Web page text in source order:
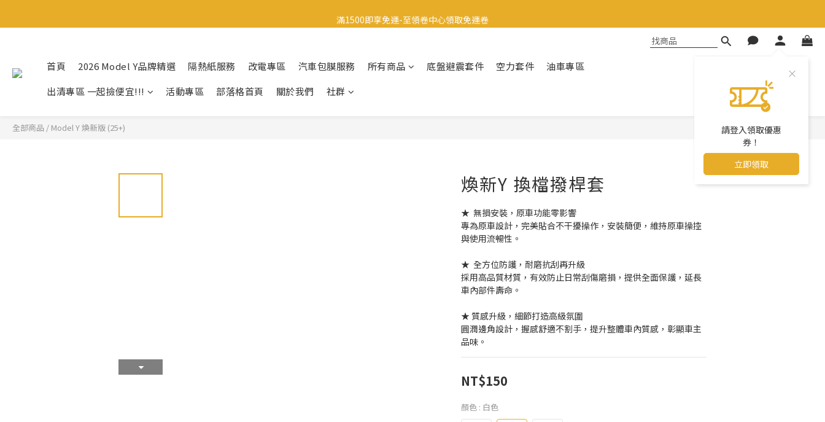
註冊會員享有200元禮金
滿1500即享免運-至領卷中心領取免運卷
註冊會員享有200元禮金
請登入領取優惠
券！
立即領取
首頁 2026 Model Y品牌精選 隔熱紙服務 改電專區 汽車包膜服務 所有商品 底盤避震套件 空力套件
油車專區
出清專區 一起撿便宜!!!
活動專區 部落格首頁 關於我們 社群
全部商品 / Model Y 煥新版 (25+)
煥新Y 換檔撥桿套
★  無損安裝，原車功能零影響
專為原車設計，完美貼合不干擾操作，安裝簡便，維持原車操控
與使用流暢性。
★  全方位防護，耐磨抗刮再升級
採用高品質材質，有效防止日常刮傷磨損，提供全面保護，延長
車內部件壽命。
★ 質感升級，細節打造高級氛圍
圓潤邊角設計，握感舒適不割手，提升整體車內質感，彰顯車主
品味。
NT$150
顏色 : 白色
立即購買